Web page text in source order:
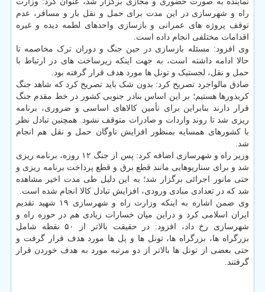
راه و شهرسازی در این مدت برای حمل و نقل بار و مسافر، عدم
توقف پروژه های عمرانی و بازسازی واحدهای لطمه دیده و غیره
اقدامات مختلفی انجام داده است.
وی افزود: مسئله بازسازی در حین جنگ و دوران ترک مخاصمه تا
حالا ادامه داشته است، به جهت اینکه زیرساخت های در ارتباط با
حمل و نقل، لجستیک و تونل ها مورد هدف قرار گرفته بود.
صادق مالواجرد تصریح کرد: بدون شک باید تصریح کرد که شاهد جنگ
کریدورها هستیم؛ بر این اساس بنادر جنوبی کشور در خط مقدم جنگ
قرار دارند بنابراین برای تأمین کالاهای اساسی و ضروری، برنامه
ریزی شد تا روند واردات و صادرات متوقف نشود. همچنین تبادل نظر
با کشورهای همسایه بمنظور افزایش ناوگان حمل و نقل هم انجام
شد.
وزیر راه و شهرسازی اضافه کرد: پس از جنگ ۱۲ روزه، برنامه ریزی
شد و برای سناریوهایی مانند قطع برق و قطع پرداخت برنامه ریزی و
حتی مانور اجرائی برگزار شد؛ به این دلیل طی مدت اخیر مشاهده
شد که در تعدادی مبادی ورودی، افزایش تبادل کالا انجام شده است.
وی ضمن اشاره به اینکه وزارت راه و شهرسازی ۱۹ شهید تقدیم
ایران اسلامی کرد و دراین میان خسارات زیادی هم در حوزه راه و
شهرسازی رخ داد، افزود: در حقیقت بالاتر از ۵۰ نقطه شامل
بزرگراه ها، بزرگراه ها، تونل ها و پل ها مورد هدف قرار گرفت و
حتی بعضی از تونل ها بالاتر از دو مرتبه مورد به هدف خوردن قرار
گرفتند.